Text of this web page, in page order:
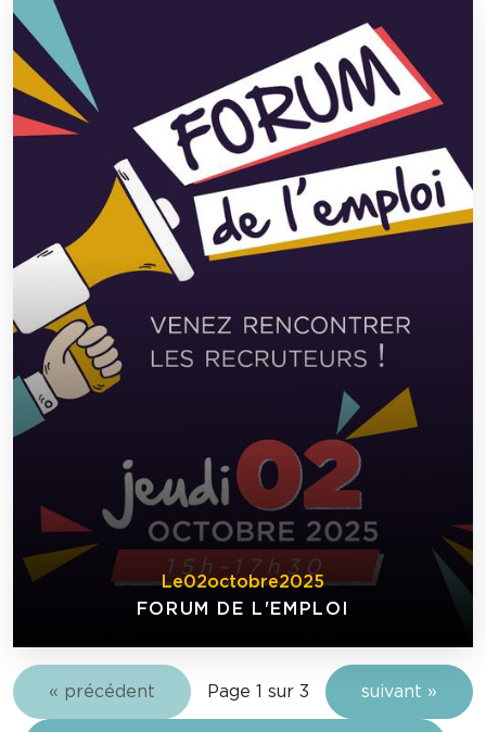
Le02octobre2025
FORUM DE L'EMPLOI
« précédent Page 1 sur 3 suivant »